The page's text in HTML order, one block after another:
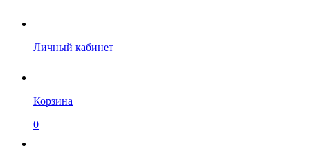
Личный кабинет
Корзина
0